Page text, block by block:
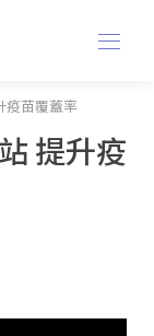
疫苗覆蓋率
提升疫